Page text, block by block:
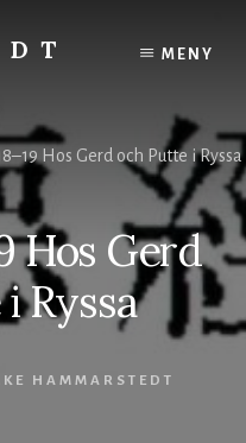
MENY
Hos Gerd och Putte i Ryssa
Hos Gerd
Ryssa
HAMMARSTEDT